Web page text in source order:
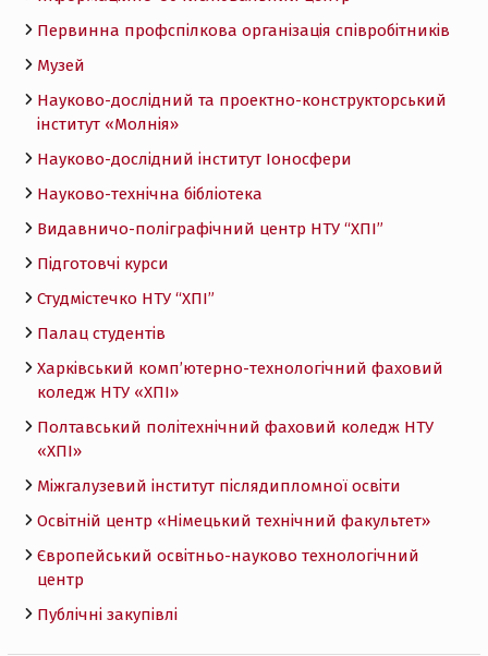
Первинна профспілкова організація співробітників
Музей
Науково-дослідний та проектно-конструкторський
інститут «Молнія»
Науково-дослідний інститут Іоносфери
Науково-технічна бібліотека
Видавничо-поліграфічний центр НТУ “ХПІ”
Підготовчі курси
Студмістечко НТУ “ХПІ”
Палац студентів
Харківський комп’ютерно-технологічний фаховий
коледж НТУ «ХПI»
Полтавський політехнічний фаховий коледж НТУ
«ХПI»
Міжгалузевий інститут післядипломної освіти
Освітній центр «Німецький технічний факультет»
Європейський освітньо-науково технологічний
центр
Публічні закупівлі